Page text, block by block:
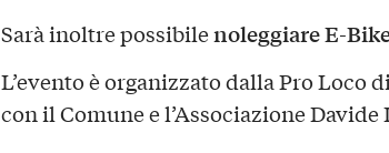
Sarà inoltre possibilenoleggiare E-
L’evento è organizzato dalla Pro Loco
con il Comune e l’Associazione Davide